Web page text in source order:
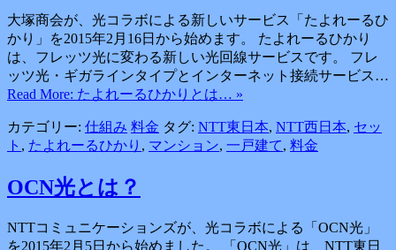
大塚商会が、光コラボによる新しいサービス「たよれーるひ
かり」を2015年2月16日から始めます。 たよれーるひかり
は、フレッツ光に変わる新しい光回線サービスです。 フレ
ッツ光・ギガラインタイプとインターネット接続サービス…
Read More: たよれーるひかりとは… »
カテゴリー: 仕組み 料金 タグ: NTT東日本, NTT西日本, セッ
ト , たよれーるひかり , マンション, 一戸建て, 料金
OCN光とは？
NTTコミュニケーションズが、光コラボによる「OCN光」
を2015年2月5日から始めました。 「OCN光」は、NTT東日